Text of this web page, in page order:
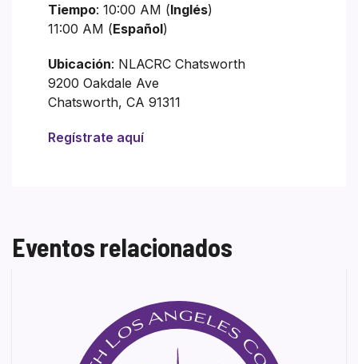
Tiempo: 10:00 AM (Inglés)
11:00 AM (Español)
Ubicación: NLACRC Chatsworth
9200 Oakdale Ave
Chatsworth, CA 91311
Regístrate aquí
Eventos relacionados